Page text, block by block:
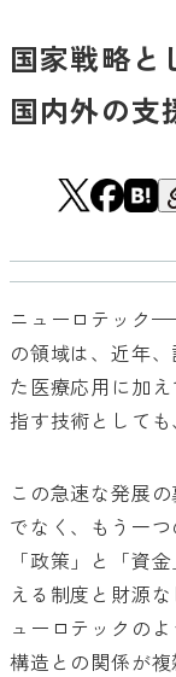
国家戦略
国内外の支
ニューロテック
の領域は、近年
た医療応用に加
指す技術としても
この急速な発展
でなく、もう一
「政策」と「資
える制度と財源
ューロテックの
構造との関係が